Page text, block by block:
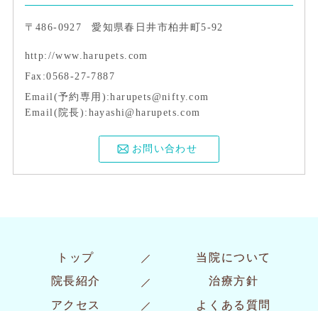
〒486-0927 愛知県春日井市柏井町5-92
http://www.harupets.com
Fax:0568-27-7887
Email(予約専用):harupets@nifty.com
Email(院長):hayashi@harupets.com
お問い合わせ
トップ
当院について
院長紹介
治療方針
アクセス
よくある質問